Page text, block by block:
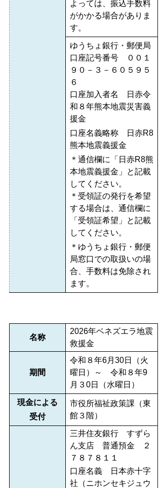
よっては、振込手数料
がかかる場合がありま
す。
ゆうちょ銀行・郵便局
口座記号番号 ００１
９０－３－６０５９５
６
口座加入者名 日赤令
和８年熊本地震災害義
援金
口座名義略称 日赤R8
熊本地震義援金
＊通信欄に「日赤R8熊
本地震義援金」と記載
してください。
＊受領証の発行を希望
する場合は、通信欄に
「受領証希望」と記載
してください。
＊ゆうちょ銀行・郵便
局窓口での取扱いの場
合、手数料は免除され
ます。
名称
2026年ベネズエラ地震
救援金
期間
令和８年6月30日（火
曜日）～ 令和８年9
月３0日（水曜日）
現金による
受付
市役所福祉政策課（東
館３階）
三井住友銀行 すずら
ん支店 普通預金 ２
７８７８１１
口座名義 日本赤十字
社（ニホンセキジュウ